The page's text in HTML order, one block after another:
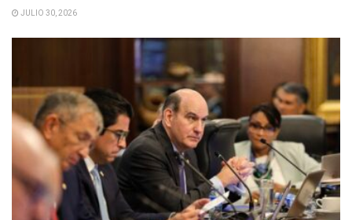
JULIO 30, 2026